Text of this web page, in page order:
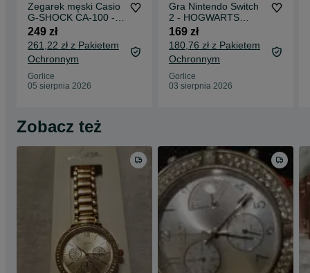
Zegarek męski Casio
G-SHOCK CA-100 -
Komis Madej Gorlice -
249 zł
261,22 zł z Pakietem
Ochronnym
Gorlice
05 sierpnia 2026
Gra Nintendo Switch
2 - HOGWARTS
LEGACY, Madej
Gorlice Mickiewicza
169 zł
180,76 zł z Pakietem
Ochronnym
Gorlice
03 sierpnia 2026
Zobacz też